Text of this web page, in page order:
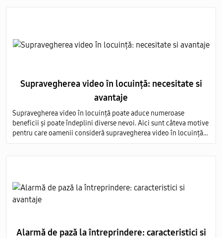
Supravegherea video în locuință: necesitate si
avantaje
Supravegherea video în locuință poate aduce numeroase
beneficii și poate îndeplini diverse nevoi. Aici sunt câteva motive
pentru care oamenii consideră supravegherea video în locuință
ca fiind necesară, precum și avantajele asociate acestei practici
Alarmă de pază la întreprindere: caracteristici si